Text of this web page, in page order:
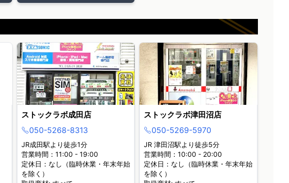
ストックラボ成田店
050-5268-8313
JR成田駅より徒歩1分
営業時間：11:00 - 19:00
定休日：なし（臨時休業・年末年始
を除く）
ストックラボ津田沼店
050-5269-5970
JR 津田沼駅より徒歩5分
営業時間：10:00 - 20:00
定休日：なし（臨時休業・年末年始
を除く）